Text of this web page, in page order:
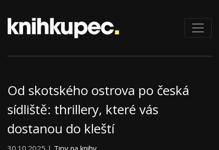
Od skotského ostrova po česká
sídliště: thrillery, které vás
dostanou do kleští